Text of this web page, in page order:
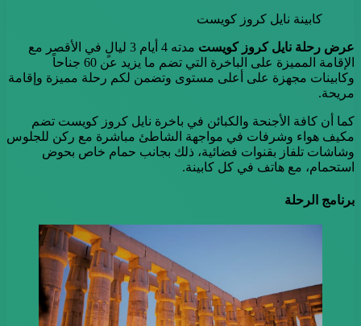
كابينة نايل كروز كويست
عرض رحلة نايل كروز كويست
مدته 4 أيام 3 ليالٍ في الأقصر مع
الإقامة المميزة على الباخرة التي تضم ما يزيد عن 60 جناحاً
وكابينات مجهزة على أعلى مستوى وتضمن لكم رحلة مميزة وإقامة
مريحة.
كما أن كافة الأجنحة والكبائن في باخرة نايل كروز كويست تضم
مكيف هواء وشرفات في مواجهة الشاطئ مباشرة مع ركن للجلوس
وشاشات تلفاز بقنوات فضائية، ذلك بجانب حمام خاص بحوض
استحمام، مع هاتف في كل كابينة.
برنامج الرحلة